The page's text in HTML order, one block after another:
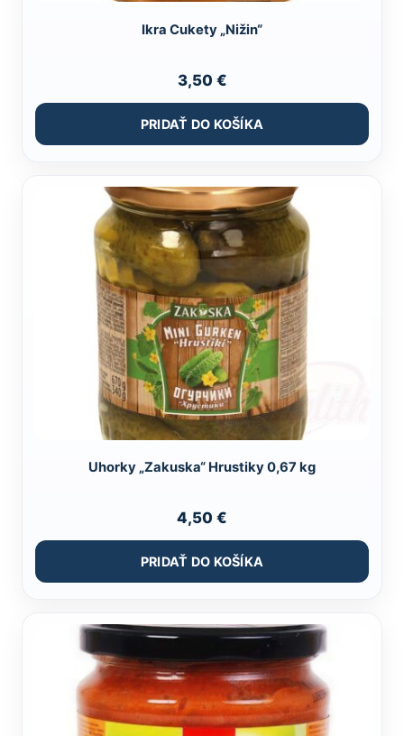
Ikra Cukety „Nižin“
3,50 €
PRIDAŤ DO KOŠÍKA
Uhorky „Zakuska“ Hrustiky 0,67 kg
4,50 €
PRIDAŤ DO KOŠÍKA